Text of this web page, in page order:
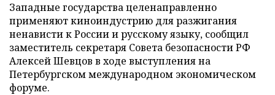
Западные государства целенаправленно
применяют киноиндустрию для разжигания
ненависти к России и русскому языку, сообщил
заместитель секретаря Совета безопасности РФ
Алексей Шевцов в ходе выступления на
Петербургском международном экономическом
форуме.